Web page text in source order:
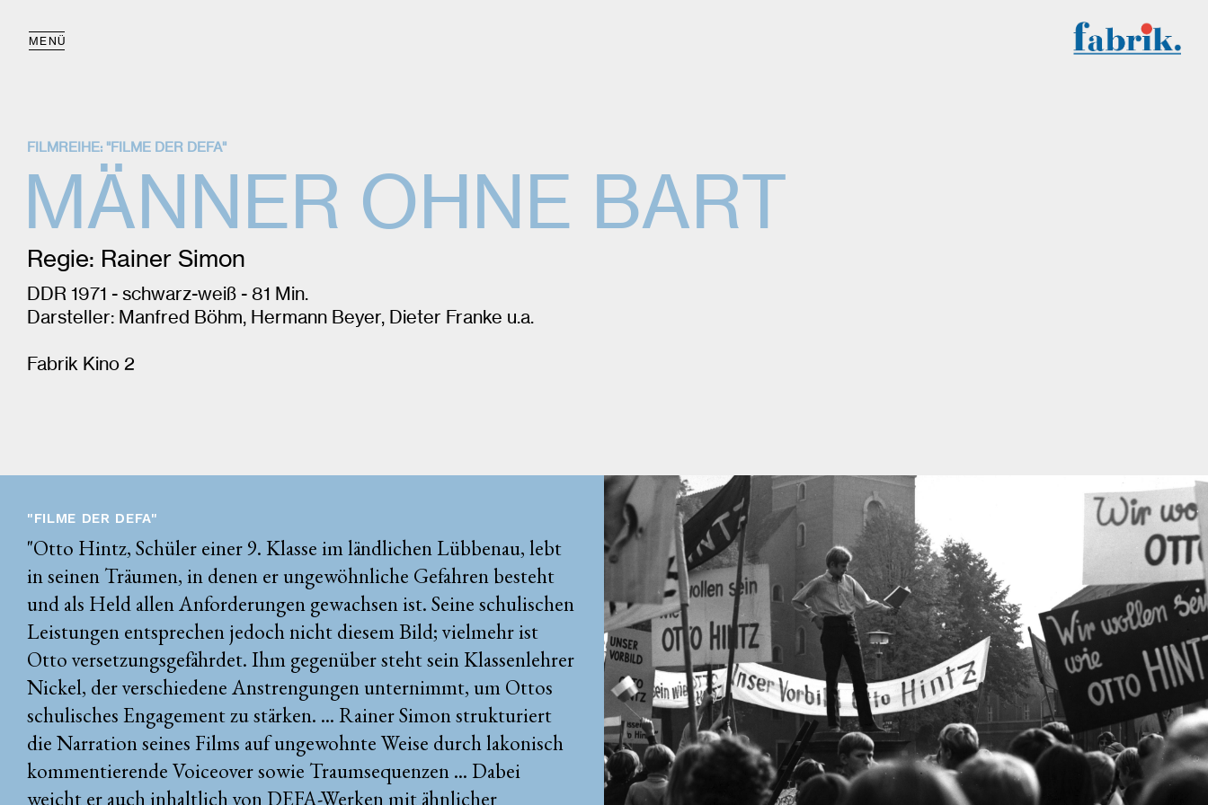
MENÜ
FILMREIHE: "FILME DER DEFA"
MÄNNER OHNE BART
Regie: Rainer Simon
DDR 1971 - schwarz-weiß - 81 Min.
Darsteller: Manfred Böhm, Hermann Beyer, Dieter Franke u.a.
Fabrik Kino 2
"FILME DER DEFA"
"Otto Hintz, Schüler einer 9. Klasse im ländlichen Lübbenau, lebt
in seinen Träumen, in denen er ungewöhnliche Gefahren besteht
und als Held allen Anforderungen gewachsen ist. Seine schulischen
Leistungen entsprechen jedoch nicht diesem Bild; vielmehr ist
Otto versetzungsgefährdet. Ihm gegenüber steht sein Klassenlehrer
Nickel, der verschiedene Anstrengungen unternimmt, um Ottos
schulisches Engagement zu stärken. ... Rainer Simon strukturiert
die Narration seines Films auf ungewohnte Weise durch lakonisch
kommentierende Voiceover sowie Traumsequenzen ... Dabei
weicht er auch inhaltlich von DEFA-Werken mit ähnlicher